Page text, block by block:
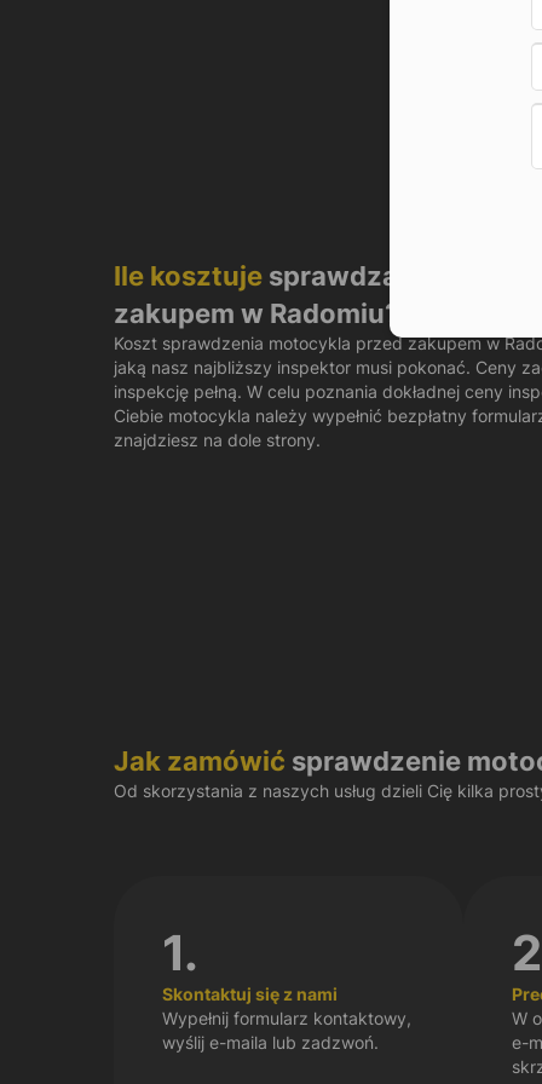
Ile kosztuje sprawdzanie
zakupem w Radomiu?
Koszt sprawdzenia motocykla przed zakupem w
jaką nasz najbliższy inspektor musi pokonać. Ceny
inspekcję pełną. W celu poznania dokładnej ceny
Ciebie motocykla należy wypełnić bezpłatny
znajdziesz na dole strony.
Jak zamówić sprawdzenie
Od skorzystania z naszych usług dzieli Cię kilka
1.
Skontaktuj się z nami
Wypełnij formularz kontaktowy,
wyślij e-maila lub zadzwoń.
W
e-